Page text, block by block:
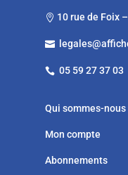
 10 rue de Foix

 05 59 27 37 03
Qui sommes-nous
Mon compte
Abonnements